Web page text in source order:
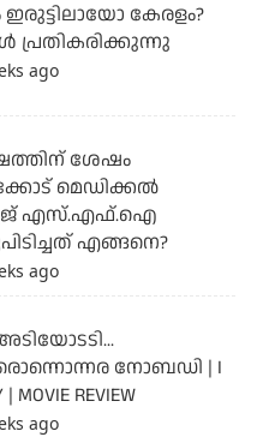
ഇരുട്ടിലായോ കേരളം?
പ്രതികരിക്കുന്നു
ago
ശേഷം
മെഡിക്കൽ
എസ്.എഫ്.ഐ
എങ്ങനെ?
ago
നോബഡി | I
| MOVIE REVIEW
ago